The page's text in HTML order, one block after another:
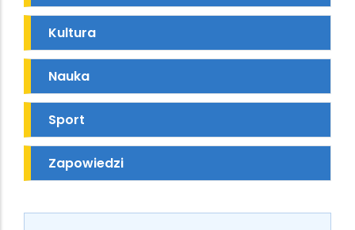
Kultura
Nauka
Sport
Zapowiedzi